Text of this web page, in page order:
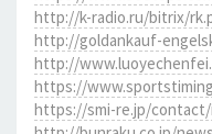
http://k-radio.ru/bitrix/
http://goldankauf-
http://
https://
https://smi-re.jp/contact/